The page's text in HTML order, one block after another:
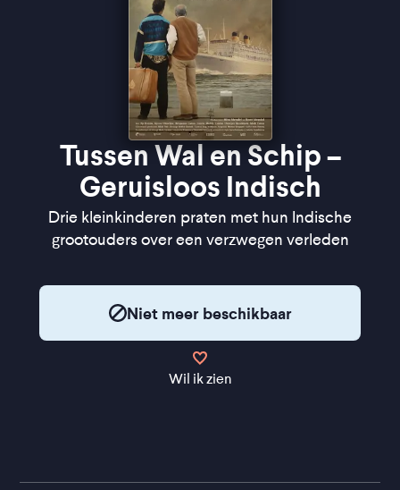
Tussen Wal en Schip –
Geruisloos Indisch
Drie kleinkinderen praten met hun Indische
grootouders over een verzwegen verleden
Niet meer beschikbaar
Wil ik zien